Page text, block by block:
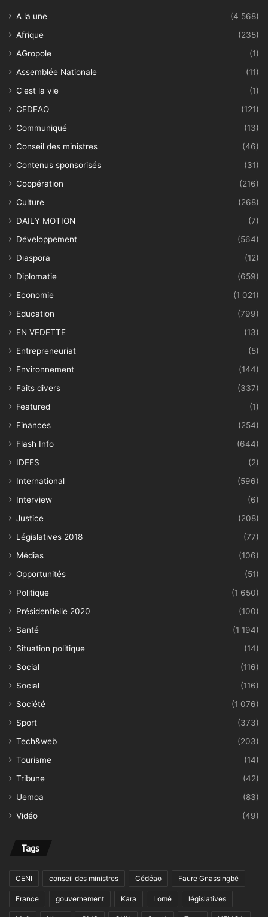
A la une
(4 568)
Afrique
(235)
AGropole
(1)
Assemblée Nationale
(11)
C'est la vie
(1)
CEDEAO
(121)
Communiqué
(13)
Conseil des ministres
(46)
Contenus sponsorisés
(31)
Coopération
(216)
Culture
(268)
DAILY MOTION
(7)
Développement
(564)
Diaspora
(12)
Diplomatie
(659)
Economie
(1 021)
Education
(799)
EN VEDETTE
(13)
Entrepreneuriat
(5)
Environnement
(144)
Faits divers
(337)
Featured
(1)
Finances
(254)
Flash Info
(644)
IDEES
(2)
International
(596)
Interview
(6)
Justice
(208)
Législatives 2018
(77)
Médias
(106)
Opportunités
(51)
Politique
(1 650)
Présidentielle 2020
(100)
Santé
(1 194)
Situation politique
(14)
Social
(116)
Social
(116)
Société
(1 076)
Sport
(373)
Tech&web
(203)
Tourisme
(14)
Tribune
(42)
Uemoa
(83)
Vidéo
(49)
Tags
CENI conseil des ministres Cédéao Faure Gnassingbé
France gouvernement Kara Lomé législatives